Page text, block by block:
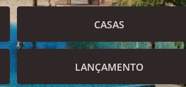
CASAS
LANÇAMENTO